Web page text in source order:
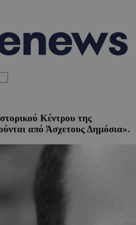
Κέντρου της
από Άσχετους Δημόσια».